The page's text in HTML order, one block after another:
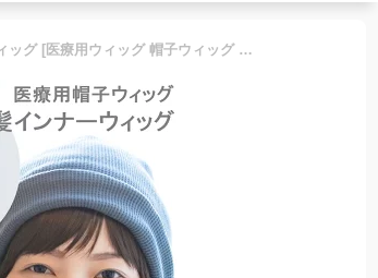
[レギュラー17cm幅]前髪インナーウィッグ [医療用ウィッグ 帽子ウィッグ 帽子用ウィッグ ヘアバンドウィッグ 涼しい 夏用 S～Lサイズ 鈴珠 すずたま]